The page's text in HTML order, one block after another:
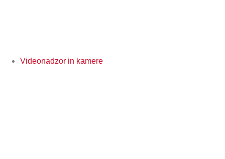
Videonadzor in kamere